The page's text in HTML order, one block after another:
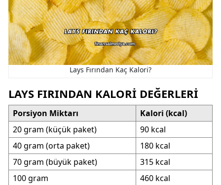
Lays Fırından Kaç Kalori?
LAYS FIRINDAN KALORI DEĞERLERI
Porsiyon Miktarı
Kalori (kcal)
20 gram (küçük paket)
90 kcal
40 gram (orta paket)
180 kcal
70 gram (büyük paket)
315 kcal
100 gram
460 kcal